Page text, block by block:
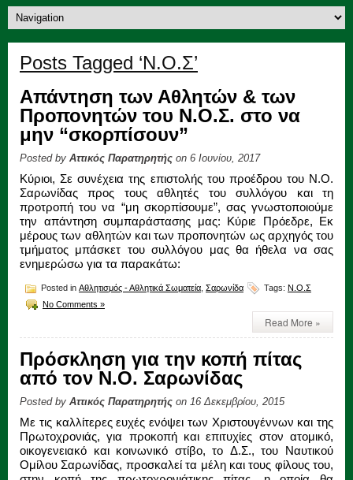
Posts Tagged ‘Ν.Ο.Σ’
Απάντηση των Αθλητών & των
Προπονητών του Ν.Ο.Σ. στο να
μην “σκορπίσουν”
Posted by Αττικός Παρατηρητής on 6 Ιουνίου, 2017
Κύριοι, Σε συνέχεια της επιστολής του προέδρου του Ν.Ο.
Σαρωνίδας προς τους αθλητές του συλλόγου και τη
προτροπή του να “μη σκορπίσουμε”, σας γνωστοποιούμε
την απάντηση συμπαράστασης μας: Κύριε Πρόεδρε, Εκ
μέρους των αθλητών και των προπονητών ως αρχηγός του
τμήματος μπάσκετ του συλλόγου μας θα ήθελα να σας
ενημερώσω για τα παρακάτω:
Posted in Αθλητισμός - Αθλητικά Σωματεία Σαρωνίδα Tags: Ν.Ο.Σ
No Comments »
Read More »
Πρόσκληση για την κοπή πίτας
από τον Ν.Ο. Σαρωνίδας
Posted by Αττικός Παρατηρητής on 16 Δεκεμβρίου, 2015
Με τις καλλίτερες ευχές ενόψει των Χριστουγέννων και της
Πρωτοχρονιάς, για προκοπή και επιτυχίες στον ατομικό,
οικογενειακό και κοινωνικό στίβο, το Δ.Σ., του Ναυτικού
Ομίλου Σαρωνίδας, προσκαλεί τα μέλη και τους φίλους του,